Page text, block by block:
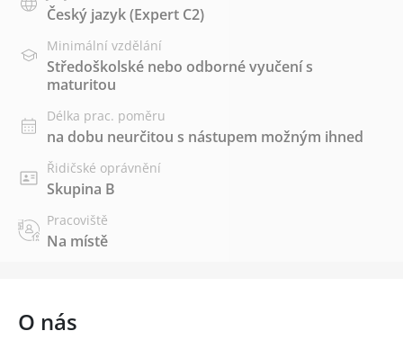
Český jazyk(Expert C2)
Minimální vzdělání
Středoškolské nebo odborné vyučení s
maturitou
Délka prac. poměru
na dobu neurčitou s nástupem možným ihned
Řidičské oprávnění
Skupina B
Pracoviště
Na místě
O nás